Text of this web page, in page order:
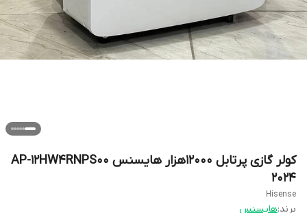
کولر گازی پرتابل 12000هزار هایسنس AP-12HW4RNPS00
2024
Hisense
برند:هایسنس